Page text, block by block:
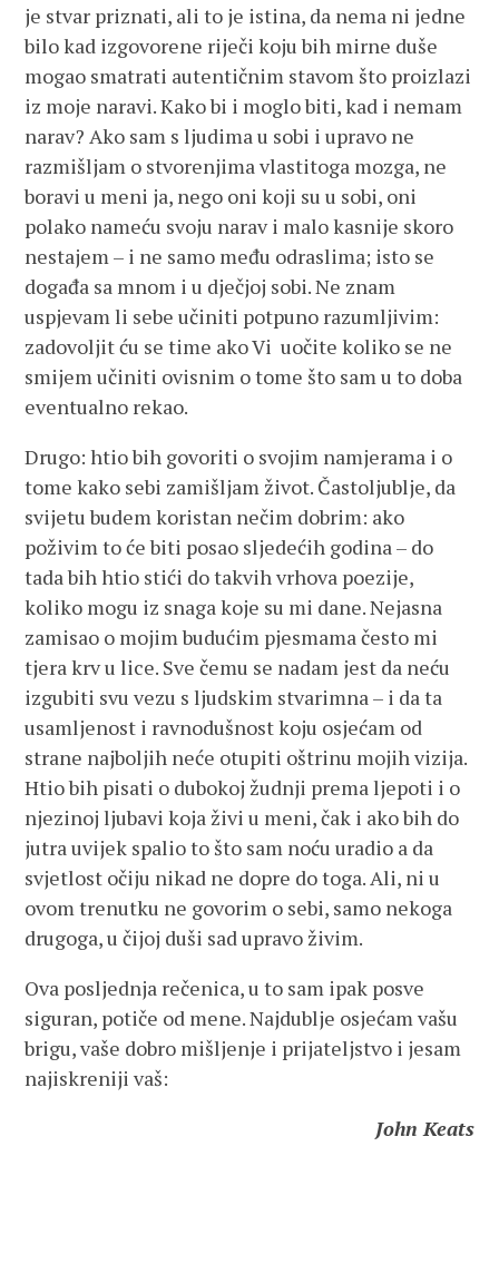
je stvar priznati, ali to je istina, da nema ni jedne
bilo kad izgovorene riječi koju bih mirne duše
mogao smatrati autentičnim stavom što proizlazi
iz moje naravi. Kako bi i moglo biti, kad i nemam
narav? Ako sam s ljudima u sobi i upravo ne
razmišljam o stvorenjima vlastitoga mozga, ne
boravi u meni ja, nego oni koji su u sobi, oni
polako nameću svoju narav i malo kasnije skoro
nestajem – i ne samo među odraslima; isto se
događa sa mnom i u dječjoj sobi. Ne znam
uspjevam li sebe učiniti potpuno razumljivim:
zadovoljit ću se time ako Vi uočite koliko se ne
smijem učiniti ovisnim o tome što sam u to doba
eventualno rekao.
Drugo: htio bih govoriti o svojim namjerama i o
tome kako sebi zamišljam život. Častoljublje, da
svijetu budem koristan nečim dobrim: ako
poživim to će biti posao sljedećih godina – do
tada bih htio stići do takvih vrhova poezije,
koliko mogu iz snaga koje su mi dane. Nejasna
zamisao o mojim budućim pjesmama često mi
tjera krv u lice. Sve čemu se nadam jest da neću
izgubiti svu vezu s ljudskim stvarimna – i da ta
usamljenost i ravnodušnost koju osjećam od
strane najboljih neće otupiti oštrinu mojih vizija.
Htio bih pisati o dubokoj žudnji prema ljepoti i o
njezinoj ljubavi koja živi u meni, čak i ako bih do
jutra uvijek spalio to što sam noću uradio a da
svjetlost očiju nikad ne dopre do toga. Ali, ni u
ovom trenutku ne govorim o sebi, samo nekoga
drugoga, u čijoj duši sad upravo živim.
Ova posljednja rečenica, u to sam ipak posve
siguran, potiče od mene. Najdublje osjećam vašu
brigu, vaše dobro mišljenje i prijateljstvo i jesam
najiskreniji vaš:
John Keats